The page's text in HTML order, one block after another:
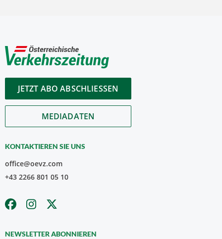
JETZT ABO ABSCHLIESSEN
MEDIADATEN
KONTAKTIEREN SIE UNS
office@oevz.com
+43 2266 801 05 10
NEWSLETTER ABONNIEREN